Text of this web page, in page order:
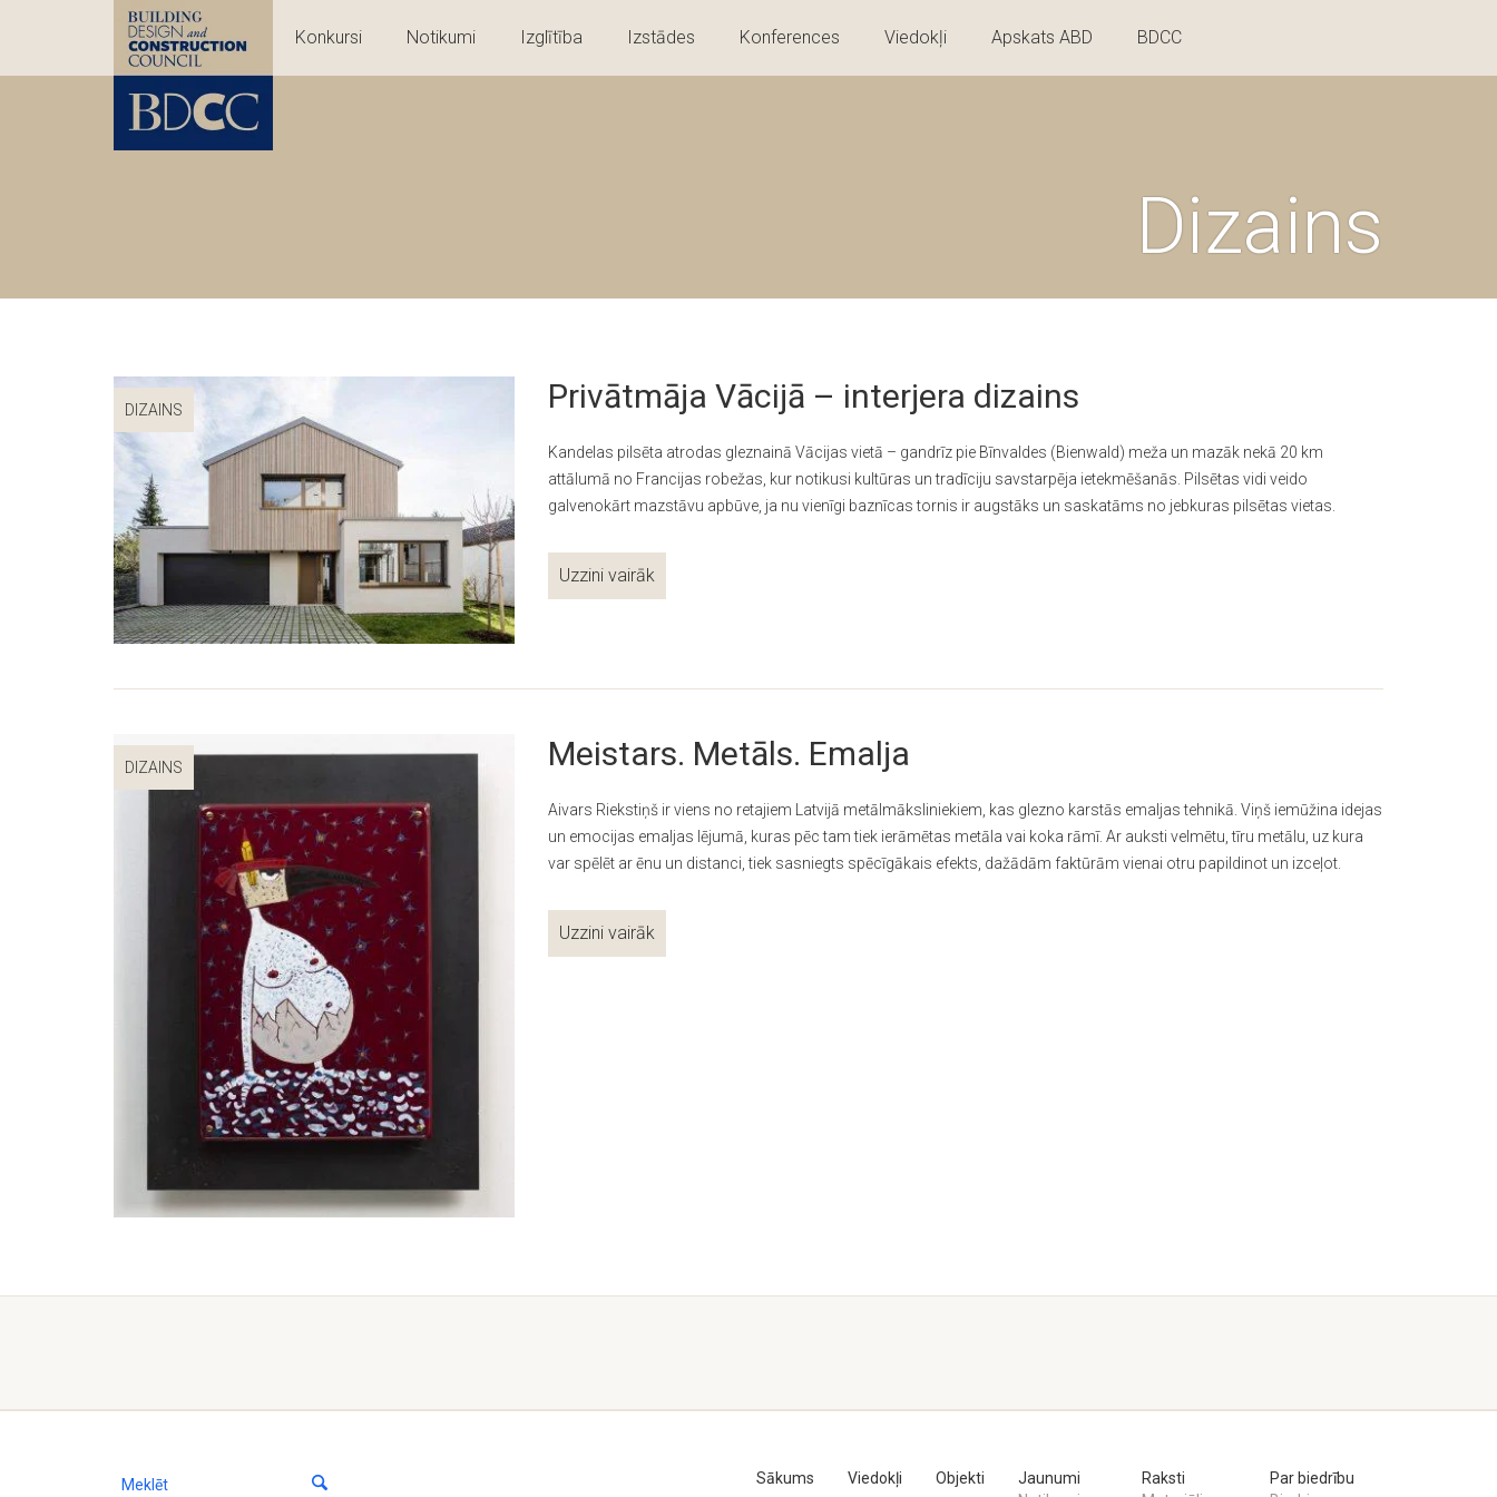
Konkursi Notikumi Izglītība Izstādes Konferences Viedokļi Apskats ABD BDCC
Dizains
DIZAINS Privātmāja Vācijā – interjera dizains
Kandelas pilsēta atrodas gleznainā Vācijas vietā – gandrīz pie Bīnvaldes (Bienwald) meža un mazāk nekā 20 km
attālumā no Francijas robežas, kur notikusi kultūras un tradīciju savstarpēja ietekmēšanās. Pilsētas vidi veido
galvenokārt mazstāvu apbūve, ja nu vienīgi baznīcas tornis ir augstāks un saskatāms no jebkuras pilsētas vietas.
Uzzini vairāk
DIZAINS Meistars. Metāls. Emalja
Aivars Riekstiņš ir viens no retajiem Latvijā metālmāksliniekiem, kas glezno karstās emaljas tehnikā. Viņš iemūžina idejas
un emocijas emaljas lējumā, kuras pēc tam tiek ierāmētas metāla vai koka rāmī. Ar auksti velmētu, tīru metālu, uz kura
var spēlēt ar ēnu un distanci, tiek sasniegts spēcīgākais efekts, dažādām faktūrām vienai otru papildinot un izceļot.
Uzzini vairāk
Sākums Viedokļi Objekti
Jaunumi
Raksti
Par biedrību